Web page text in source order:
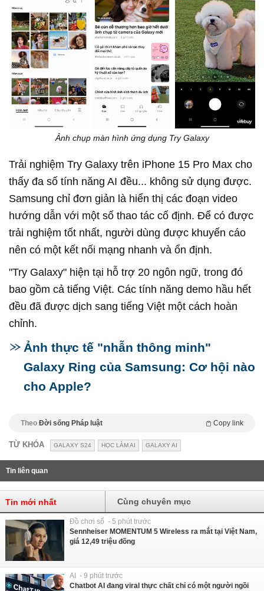
Ảnh chụp màn hình ứng dụng Try Galaxy
Trải nghiệm Try Galaxy trên iPhone 15 Pro Max cho
thấy đa số tính năng AI đều... không sử dụng được.
Samsung chỉ đơn giản là hiển thị các đoạn video
hướng dẫn với một số thao tác cố định. Để có được
trải nghiệm tốt nhất, người dùng được khuyến cáo
nên có một kết nối mạng nhanh và ổn định.
"Try Galaxy" hiện tại hỗ trợ 20 ngôn ngữ, trong đó
bao gồm cả tiếng Việt. Các tính năng demo hầu hết
đều đã được dịch sang tiếng Việt một cách hoàn
chỉnh.
Ảnh thực tế "nhẫn thông minh"
Galaxy Ring của Samsung: Cơ hội nào
cho Apple?
Theo Đời sống Pháp luật Copy link
TỪ KHÓA GALAXY S24 HỌC LÀM AI GALAXY AI
Tin liên quan
Tin mới nhất Cùng chuyên mục
Đồ chơi số - 5 phút trước
Sennheiser MOMENTUM 5 Wireless ra mắt tại Việt Nam,
giá 12,49 triệu đồng
AI - 9 phút trước
Chatbot AI đang viral thực chất chỉ có một người ngồi